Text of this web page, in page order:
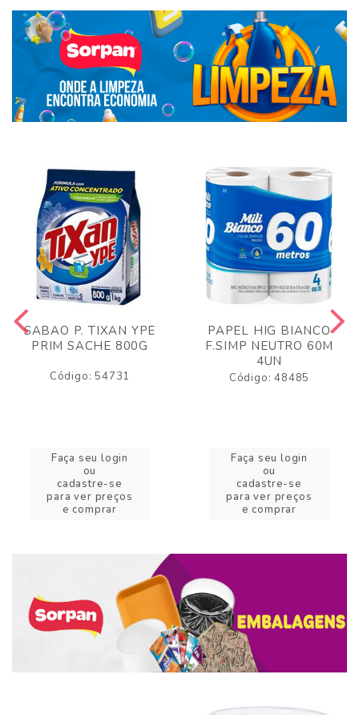
SABAO P. TIXAN YPE
PRIM SACHE 800G
Código: 54731
Faça seu login
ou
cadastre-se
para ver preços
e comprar
PAPEL HIG BIANCO
F.SIMP NEUTRO 60M
4UN
Código: 48485
Faça seu login
ou
cadastre-se
para ver preços
e comprar